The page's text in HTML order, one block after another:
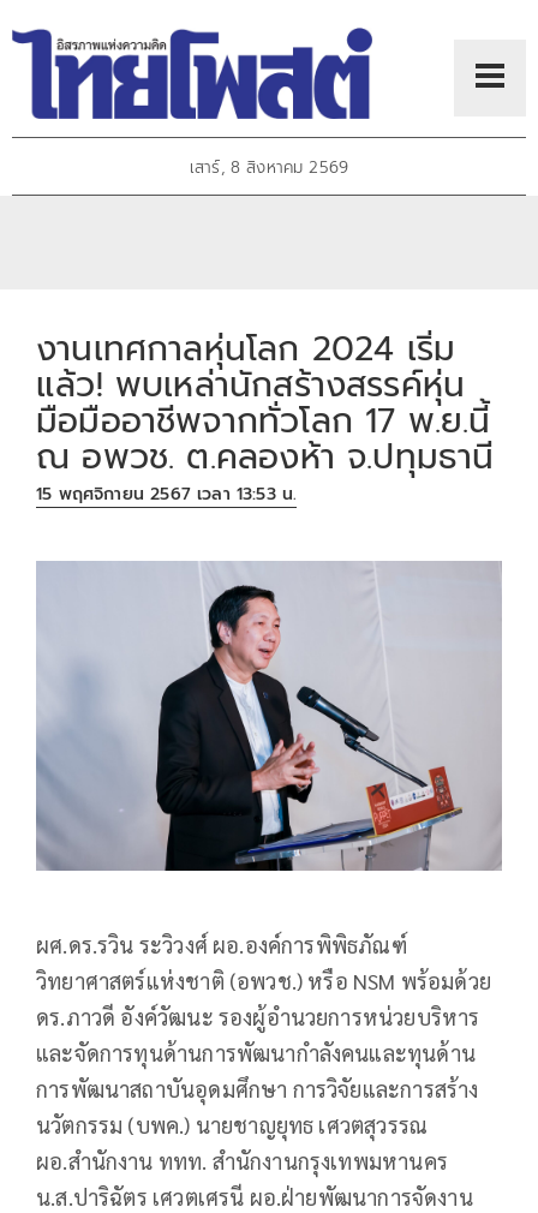
เสาร์, 8 สิงหาคม 2569
งานเทศกาลหุ่นโลก 2024 เริ่ม
แล้ว! พบเหล่านักสร้างสรรค์หุ่น
มือมืออาชีพจากทั่วโลก 17 พ.ย.นี้
ณ อพวช. ต.คลองห้า จ.ปทุมธานี
15 พฤศจิกายน 2567 เวลา 13:53 น.
ผศ.ดร.รวิน ระวิวงศ์ ผอ.องค์การพิพิธภัณฑ์
วิทยาศาสตร์แห่งชาติ (อพวช.) หรือ NSM พร้อมด้วย
ดร.ภาวดี อังค์วัฒนะ รองผู้อำนวยการหน่วยบริหาร
และจัดการทุนด้านการพัฒนากำลังคนและทุนด้าน
การพัฒนาสถาบันอุดมศึกษา การวิจัยและการสร้าง
นวัตกรรม (บพค.) นายชาญยุทธ เศวตสุวรรณ
ผอ.สำนักงาน ททท. สำนักงานกรุงเทพมหานคร
น.ส.ปาริฉัตร เศวตเศรนี ผอ.ฝ่ายพัฒนาการจัดงาน